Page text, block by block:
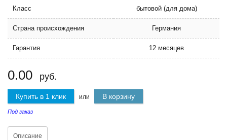
Класс бытовой (для дома)
Страна происхождения Германия
Гарантия 12 месяцев
0.00 руб.
Купить в 1 клик или В корзину
Под заказ
Описание